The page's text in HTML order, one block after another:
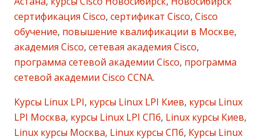
сертификация Cisco, сертификат Cisco, Cisco
обучение, повышение квалификации в Москве,
академия Cisco, сетевая академия Cisco,
программа сетевой академии Cisco, программа
сетевой академии Cisco CCNA.
Курсы Linux LPI, курсы Linux LPI Киев, курсы Linux
LPI Москва, курсы Linux LPI СПб, Linux курсы Киев,
Linux курсы Москва, Linux курсы СПб, Курсы Linux